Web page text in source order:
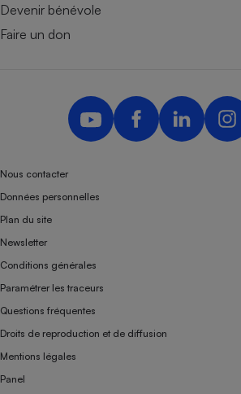
Devenir bénévole
Faire un don
Nous contacter
Données personnelles
Plan du site
Newsletter
Conditions générales
Paramétrer les traceurs
Questions fréquentes
Droits de reproduction et de diffusion
Mentions légales
Panel